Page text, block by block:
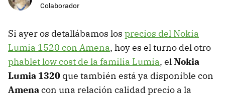
Colaborador
Si ayer os detallábamos los precios del Nokia
Lumia 1520 con Amena, hoy es el turno del otro
phablet low cost de la familia Lumia, elNokia
Lumia 1320 que también está ya disponible con
Amenacon una relación calidad precio a la